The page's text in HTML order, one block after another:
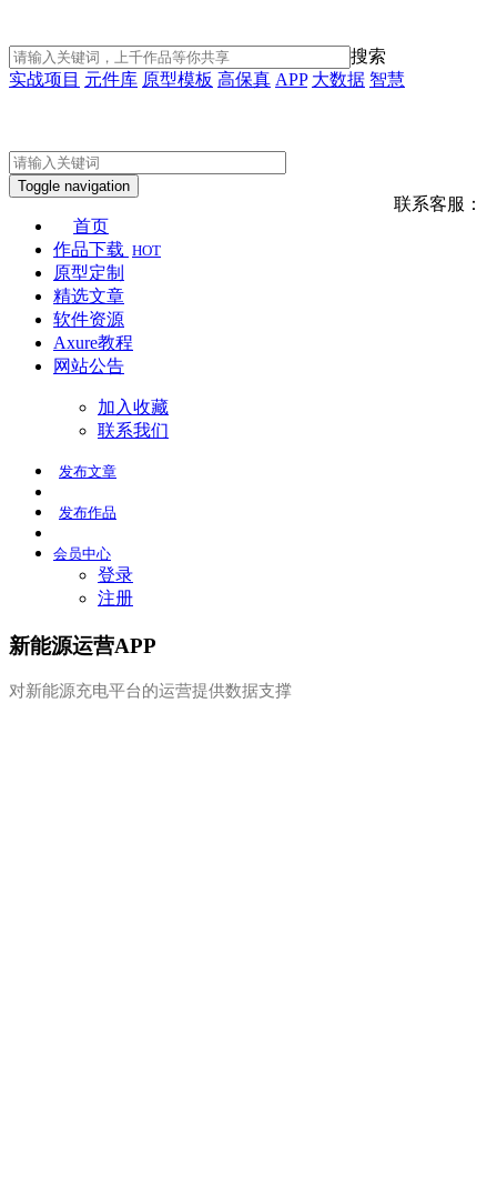
搜索
实战项目 元件库 原型模板 高保真 APP 大数据 智慧
联系客服：
Toggle navigation
首页
作品下载 HOT
原型定制
精选文章
软件资源
Axure教程
网站公告
加入收藏
联系我们
发布文章
发布作品
会员中心
登录
注册
新能源运营APP
对新能源充电平台的运营提供数据支撑